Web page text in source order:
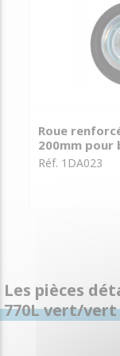
Roue
200mm pour
Réf. 1DA023
Les pièces
770L vert/vert